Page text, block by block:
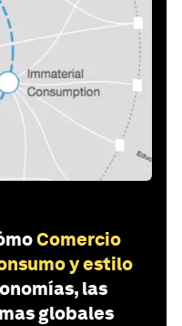
Comercio
y estilo
las
globales